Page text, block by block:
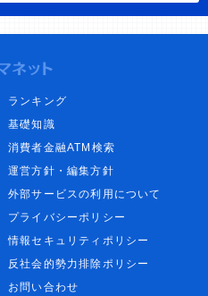
ランキング
基礎知識
消費者金融ATM検索
運営方針・編集方針
外部サービスの利用について
プライバシーポリシー
情報セキュリティポリシー
反社会的勢力排除ポリシー
お問い合わせ